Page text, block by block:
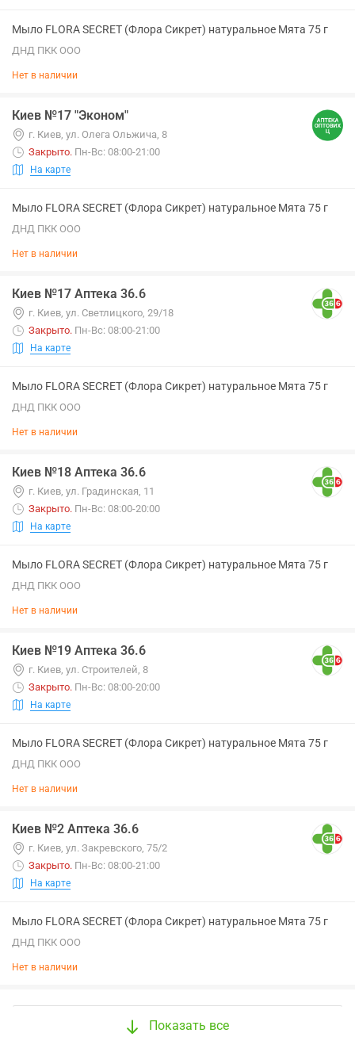
Мыло FLORA SECRET (Флора Сикрет) натуральное Мята 75 г
ДНД ПКК ООО
Нет в наличии
Киев №17 "Эконом"
г. Киев, ул. Олега Ольжича, 8
Закрыто. Пн-Вс: 08:00-21:00
На карте
Мыло FLORA SECRET (Флора Сикрет) натуральное Мята 75 г
ДНД ПКК ООО
Нет в наличии
Киев №17 Аптека 36.6
г. Киев, ул. Светлицкого, 29/18
Закрыто. Пн-Вс: 08:00-21:00
На карте
Мыло FLORA SECRET (Флора Сикрет) натуральное Мята 75 г
ДНД ПКК ООО
Нет в наличии
Киев №18 Аптека 36.6
г. Киев, ул. Градинская, 11
Закрыто. Пн-Вс: 08:00-20:00
На карте
Мыло FLORA SECRET (Флора Сикрет) натуральное Мята 75 г
ДНД ПКК ООО
Нет в наличии
Киев №19 Аптека 36.6
г. Киев, ул. Строителей, 8
Закрыто. Пн-Вс: 08:00-20:00
На карте
Мыло FLORA SECRET (Флора Сикрет) натуральное Мята 75 г
ДНД ПКК ООО
Нет в наличии
Киев №2 Аптека 36.6
г. Киев, ул. Закревского, 75/2
Закрыто. Пн-Вс: 08:00-21:00
На карте
Мыло FLORA SECRET (Флора Сикрет) натуральное Мята 75 г
ДНД ПКК ООО
Нет в наличии
Показать все